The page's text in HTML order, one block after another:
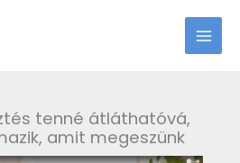
tenné átláthatóvá,
amit megeszünk